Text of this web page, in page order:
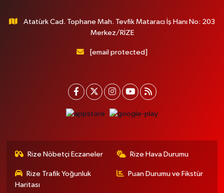
Atatürk Cad. Tophane Mah. Tevfik Mataracı İş Hanı No: 203
Merkez/RİZE
[email protected]
Rize Nöbetçi Eczaneler Rize Hava Durumu
Rize Trafik Yoğunluk
Haritası
Puan Durumu ve Fikstür